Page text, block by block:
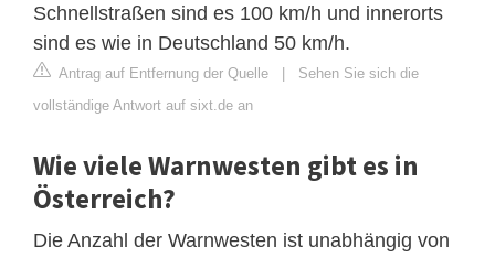
Schnellstraßen sind es 100 km/h und innerorts
sind es wie in Deutschland 50 km/h.
Antrag auf Entfernung der Quelle | Sehen Sie sich die
vollständige Antwort auf sixt.de an
Wie viele Warnwesten gibt es in
Österreich?
Die Anzahl der Warnwesten ist unabhängig von